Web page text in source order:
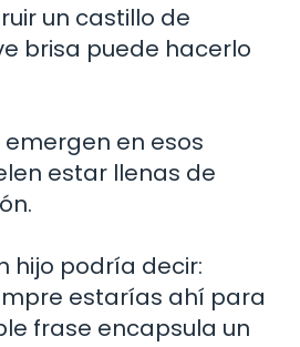
un castillo de
brisa puede hacerlo
emergen en esos
estar llenas de
hijo podría decir:
estarías ahí para
frase encapsula un